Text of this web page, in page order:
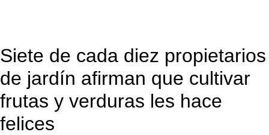
Siete de cada diez propietarios
de jardín afirman que cultivar
frutas y verduras les hace
felices